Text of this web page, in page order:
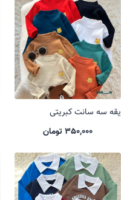
یقه سه سانت کبریتی
350,000 تومان